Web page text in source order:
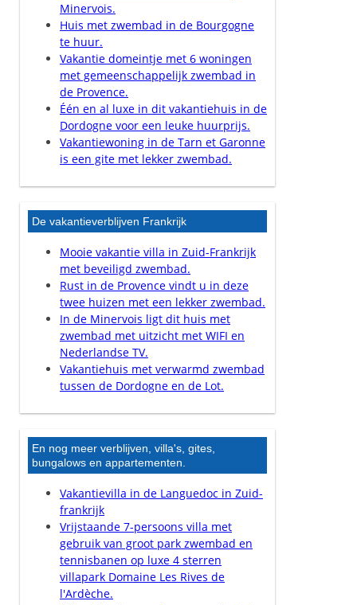
Minervois.
Huis met zwembad in de Bourgogne
te huur.
Vakantie domeintje met 6 woningen
met gemeenschappelijk zwembad in
de Provence.
Één en al luxe in dit vakantiehuis in de
Dordogne voor een leuke huurprijs.
Vakantiewoning in de Tarn et Garonne
is een gite met lekker zwembad.
De vakantieverblijven Frankrijk
Mooie vakantie villa in Zuid-Frankrijk
met beveiligd zwembad.
Rust in de Provence vindt u in deze
twee huizen met een lekker zwembad.
In de Minervois ligt dit huis met
zwembad met uitzicht met WIFI en
Nederlandse TV.
Vakantiehuis met verwarmd zwembad
tussen de Dordogne en de Lot.
En nog meer verblijven, villa's, gites,
bungalows en appartementen.
Vakantievilla in de Languedoc in Zuid-
frankrijk
Vrijstaande 7-persoons villa met
gebruik van groot park zwembad en
tennisbanen op luxe 4 sterren
villapark Domaine Les Rives de
l'Ardèche.